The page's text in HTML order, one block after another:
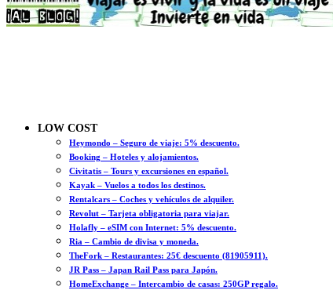
LOW COST
Heymondo – Seguro de viaje: 5% descuento.
Booking – Hoteles y alojamientos.
Civitatis – Tours y excursiones en español.
Kayak – Vuelos a todos los destinos.
Rentalcars – Coches y vehículos de alquiler.
Revolut – Tarjeta obligatoria para viajar.
Holafly – eSIM con Internet: 5% descuento.
Ria – Cambio de divisa y moneda.
TheFork – Restaurantes: 25€ descuento (81905911).
JR Pass – Japan Rail Pass para Japón.
HomeExchange – Intercambio de casas: 250GP regalo.